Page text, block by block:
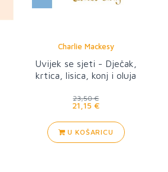
Charlie Mackesy
Uvijek se sjeti - Dječak,
krtica, lisica, konj i oluja
23,50 €
21,15 €
U KOŠARICU